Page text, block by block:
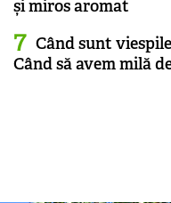
și miros aromat
Când sunt
Când să avem milă